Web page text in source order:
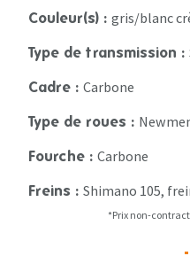
Couleur(s) : gris/blanc
Type de transmission :
Cadre : Carbone
Type de roues :
Fourche : Carbone
Freins : Shimano 105,
*Prix non-